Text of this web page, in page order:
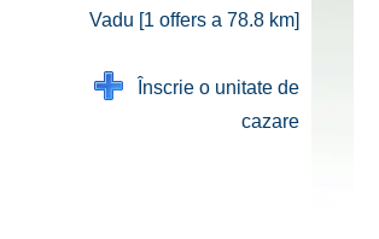
Vadu [1 offers a 78.8 km]
Înscrie o unitate de
cazare